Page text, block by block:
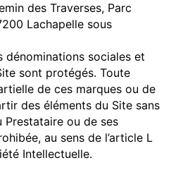
des Traverses, Parc
Lachapelle sous
dénominations sociales et
sont protégés. Toute
de ces marques ou de
des éléments du Site sans
Prestataire ou de ses
au sens de l’article L
Intellectuelle.